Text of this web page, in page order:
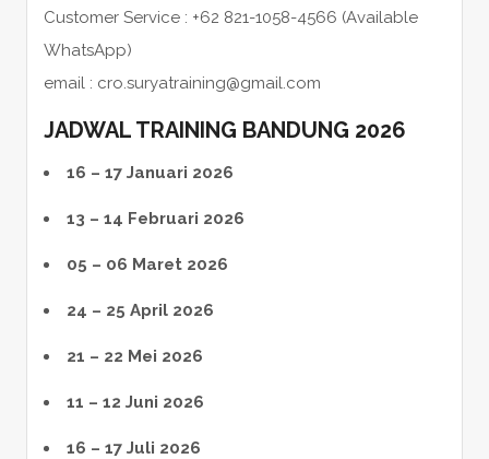
Customer Service : +62 821-1058-4566 (Available
WhatsApp)
email : cro.suryatraining@gmail.com
JADWAL TRAINING BANDUNG 2026
16 – 17 Januari 2026
13 – 14 Februari 2026
05 – 06 Maret 2026
24 – 25 April 2026
21 – 22 Mei 2026
11 – 12 Juni 2026
16 – 17 Juli 2026